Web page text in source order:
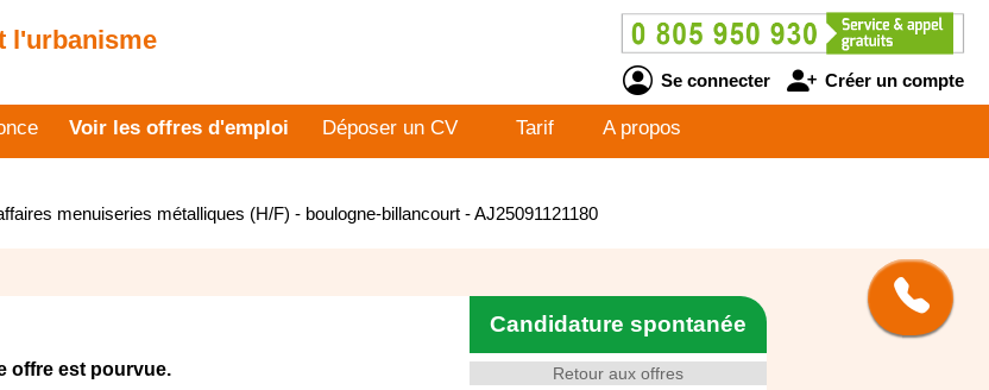
l'urbanisme
Se connecter Créer un compte
Voir les offres d'emploi Déposer un CV Tarif A propos
menuiseries métalliques (H/F) - boulogne-billancourt - AJ25091121180
Retour aux offres
Candidature spontanée
offre est pourvue.